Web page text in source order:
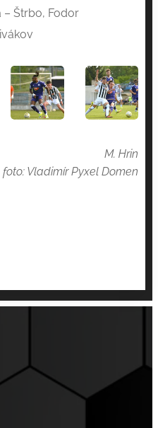
– Štrbo, Fodor
M. Hrin
foto: Vladimír Pyxel Domen